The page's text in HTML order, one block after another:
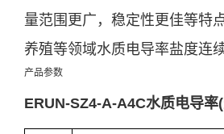
量范围更广，稳定性更佳等特
养殖等领域水质电导率盐度连
产品参数
ERUN-SZ4-A-A4C水质电导率